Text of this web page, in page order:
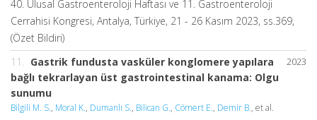
40. Ulusal Gastroenteroloji Haftası ve 11. Gastroenteroloji
Cerrahisi Kongresi, Antalya, Türkiye, 21 - 26 Kasım 2023, ss.369,
(Özet Bildiri)
2023
11. Gastrik fundusta vasküler konglomere yapılara
bağlı tekrarlayan üst gastrointestinal kanama: Olgu
sunumu
Bilgili M. S., Moral K., Dumanlı S., Bilican G., Cömert E., Demir B., et al.